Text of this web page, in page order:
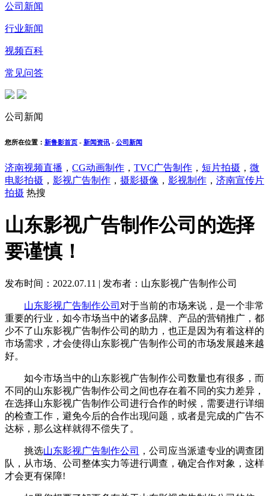
公司新闻
行业新闻
视频百科
常见问答
公司新闻
您所在位置： 新鲁影首页 - 新闻资讯 - 公司新闻
济南视频直播 ， CG动画制作 ， TVC广告制作 ， 短片拍摄 ， 微
电影拍摄 ， 影视广告制作 ， 摄影摄像 ， 影视制作 ， 济南宣传片
拍摄 热搜
山东影视广告制作公司的选择
要谨慎！
发布时间：2022.07.11 | 发布者：山东影视广告制作公司
山东影视广告制作公司 对于当前的市场来说，是一个非常
重要的行业，如今市场当中的诸多品牌、产品的营销推广，都
少不了山东影视广告制作公司的助力，也正是因为有着这样的
市场需求，才会使得山东影视广告制作公司的市场发展越来越
好。
如今市场当中的山东影视广告制作公司数量也有很多，而
不同的山东影视广告制作公司之间也存在着不同的实力差异，
在选择山东影视广告制作公司进行合作的时候，需要进行详细
的检查工作，避免今后的合作出现问题，或者是完成的广告不
达标，那么这样就得不偿失了。
挑选山东影视广告制作公司
，公司应当派遣专业的调查团
队，从市场、公司整体实力等进行调查，确定合作对象，这样
才会更有保障!